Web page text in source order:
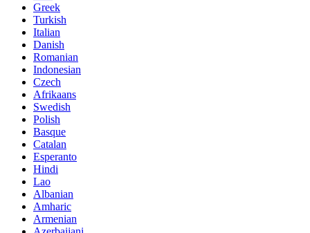
Greek
Turkish
Italian
Danish
Romanian
Indonesian
Czech
Afrikaans
Swedish
Polish
Basque
Catalan
Esperanto
Hindi
Lao
Albanian
Amharic
Armenian